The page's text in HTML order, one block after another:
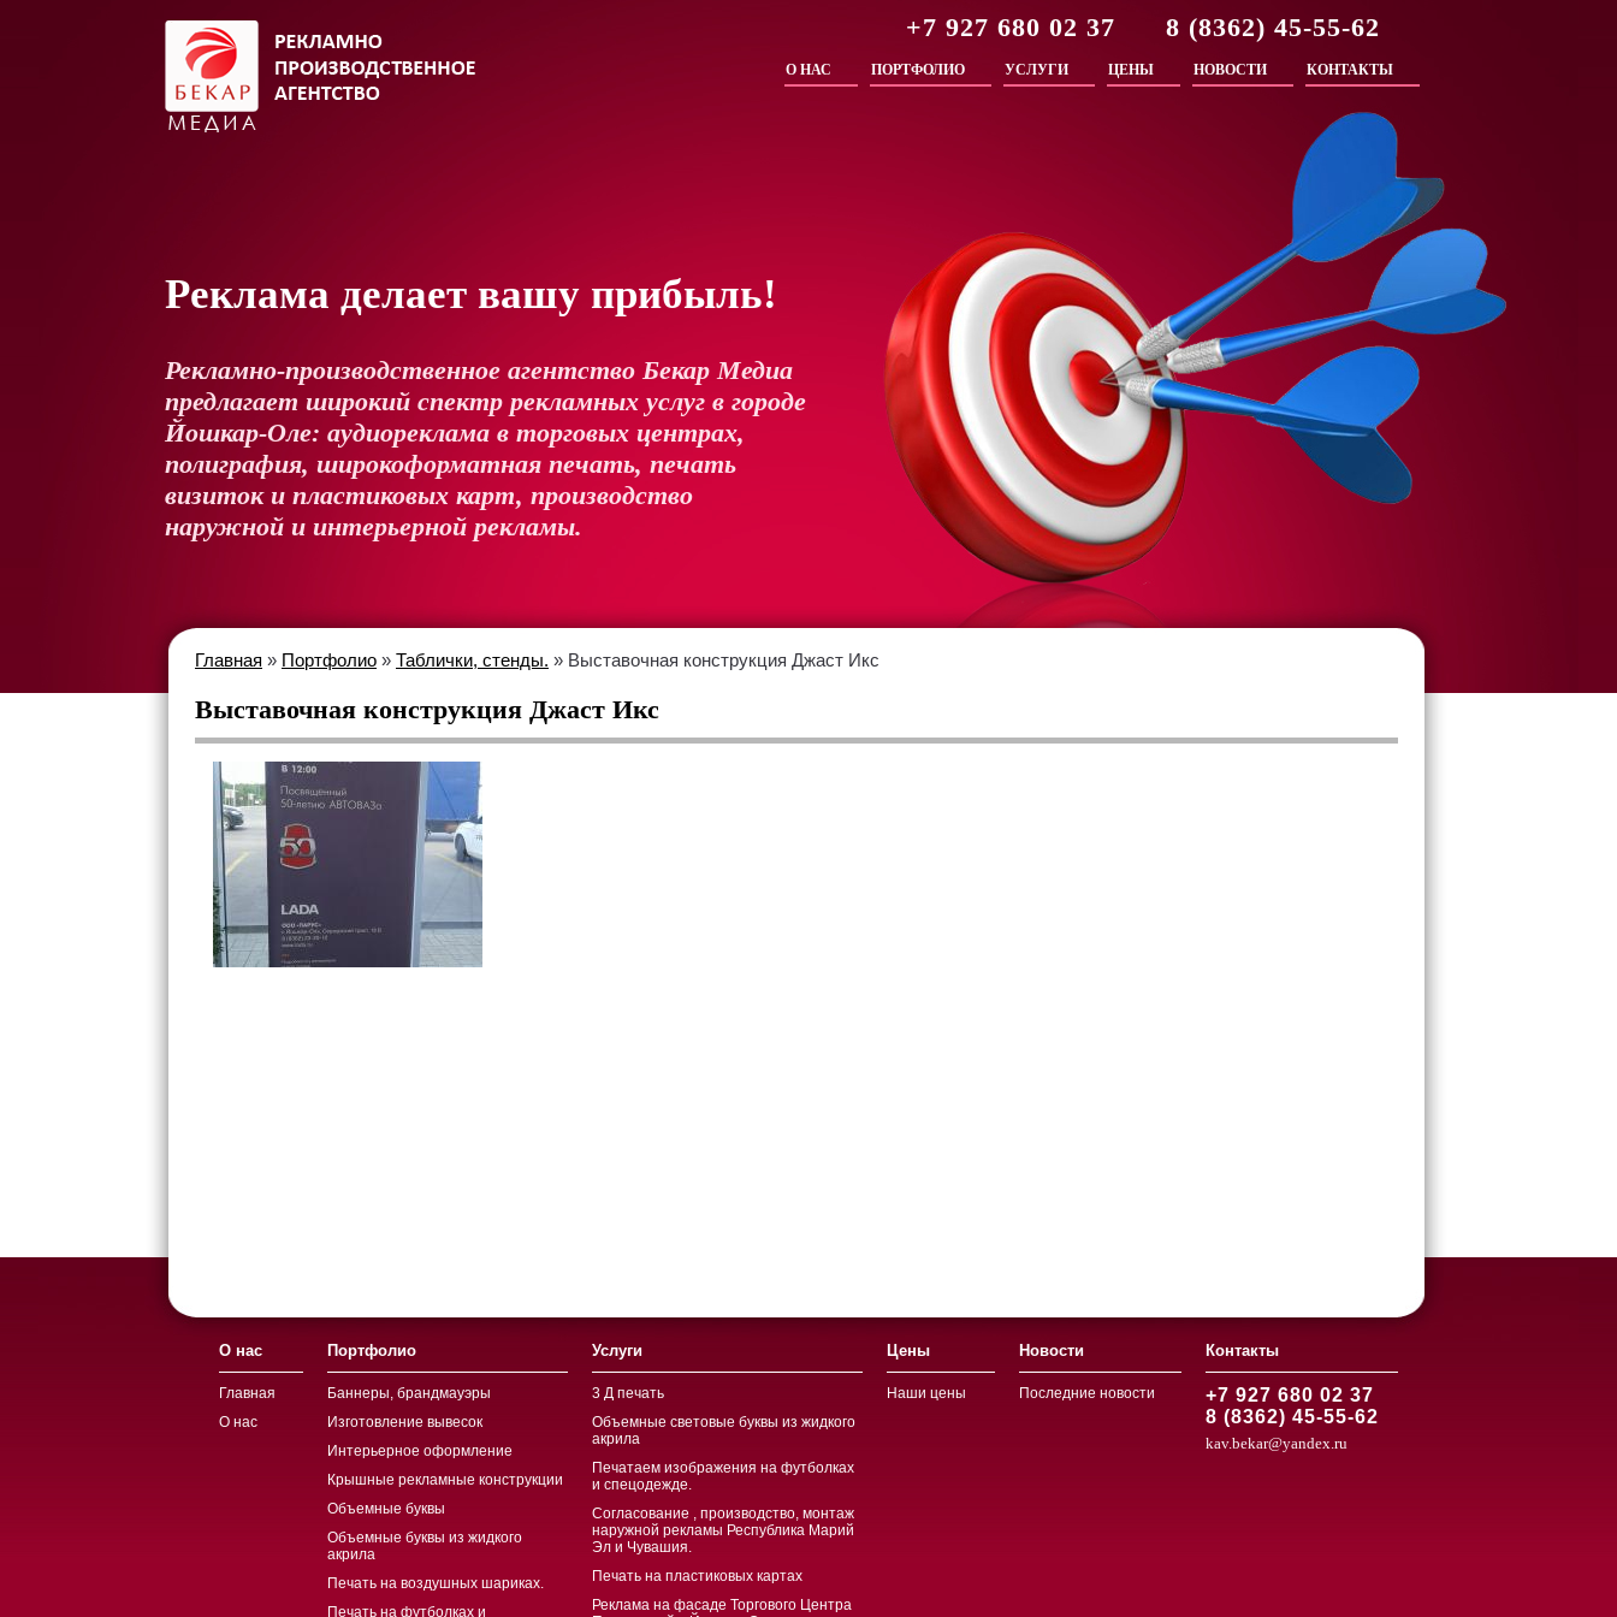
+7 927 680 02 37 8 (8362) 45-55-62
О НАС ПОРТФОЛИО УСЛУГИ ЦЕНЫ НОВОСТИ КОНТАКТЫ
Реклама делает вашу прибыль!
Рекламно-производственное агентство Бекар Медиа
предлагает широкий спектр рекламных услуг в городе
Йошкар-Оле: аудиореклама в торговых центрах,
полиграфия, широкоформатная печать, печать
визиток и пластиковых карт, производство
наружной и интерьерной рекламы.
Главная » Портфолио » Таблички, стенды. » Выставочная конструкция Джаст Икс
Выставочная конструкция Джаст Икс
О нас
Главная
О нас
Портфолио
Баннеры, брандмауэры
Изготовление вывесок
Интерьерное оформление
Крышные рекламные конструкции
Объемные буквы
Объемные буквы из жидкого
акрила
Печать на воздушных шариках.
Печать на футболках и
Услуги
3 Д печать
Объемные световые буквы из жидкого
акрила
Печатаем изображения на футболках
и спецодежде.
Согласование , производство, монтаж
наружной рекламы Республика Марий
Эл и Чувашия.
Печать на пластиковых картах
Реклама на фасаде Торгового Центра
Цены
Наши цены
Новости
Последние новости
Контакты
+7 927 680 02 37
8 (8362) 45-55-62
kav.bekar@yandex.ru